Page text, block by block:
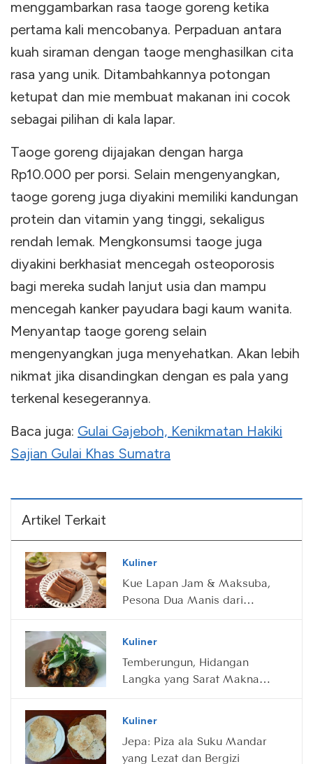
menggambarkan rasa taoge goreng ketika
pertama kali mencobanya. Perpaduan antara
kuah siraman dengan taoge menghasilkan cita
rasa yang unik. Ditambahkannya potongan
ketupat dan mie membuat makanan ini cocok
sebagai pilihan di kala lapar.
Taoge goreng dijajakan dengan harga
Rp10.000 per porsi. Selain mengenyangkan,
taoge goreng juga diyakini memiliki kandungan
protein dan vitamin yang tinggi, sekaligus
rendah lemak. Mengkonsumsi taoge juga
diyakini berkhasiat mencegah osteoporosis
bagi mereka sudah lanjut usia dan mampu
mencegah kanker payudara bagi kaum wanita.
Menyantap taoge goreng selain
mengenyangkan juga menyehatkan. Akan lebih
nikmat jika disandingkan dengan es pala yang
terkenal kesegerannya.
Baca juga: Gulai Gajeboh, Kenikmatan Hakiki
Sajian Gulai Khas Sumatra
Artikel Terkait
Kuliner
Kue Lapan Jam & Maksuba,
Pesona Dua Manis dari
Kuliner
Temberungun, Hidangan
Langka yang Sarat Makna
Kuliner
Jepa: Piza ala Suku Mandar
yang Lezat dan Bergizi